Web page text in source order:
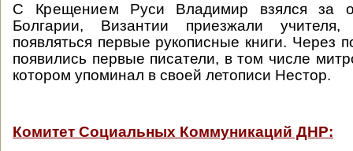
С Крещением Руси Владимир взялся за
Болгарии, Византии приезжали
появляться первые рукописные книги. Через
появились первые писатели, в том числе
котором упоминал в своей летописи Нестор.
Комитет Социальных Коммуникаций ДНР: